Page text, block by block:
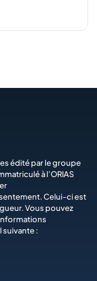
édité par le groupe
à l’ORIAS
Celui-ci est
Vous pouvez
suivante :